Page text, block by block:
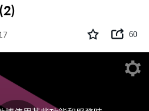
60